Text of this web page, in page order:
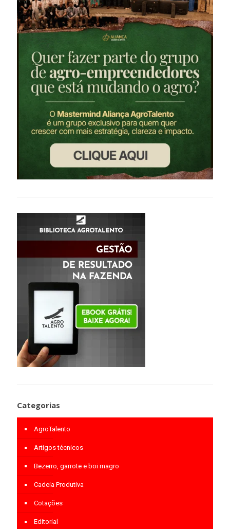
Categorias
AgroTalento
Artigos técnicos
Bezerro, garrote e boi magro
Cadeia Produtiva
Cotações
Editorial